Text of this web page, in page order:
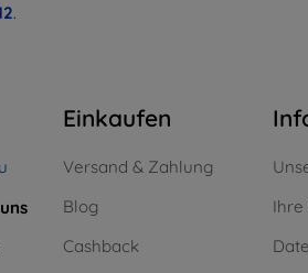
.
Einkaufen
Versand & Zahlung
Blog
Cashback
Ihre